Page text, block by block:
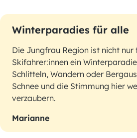
Winterparadies für alle
Die Jungfrau Region ist nicht nur
Skifahrer:innen ein
Schlitteln, Wandern oder
Schnee und die Stimmung hier
verzaubern.
Marianne